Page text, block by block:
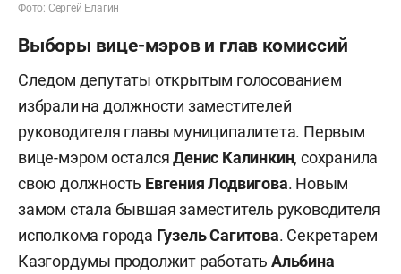
Фото: Сергей Елагин
Выборы вице-мэров и глав комиссий
Следом депутаты открытым голосованием
избрали на должности заместителей
руководителя главы муниципалитета. Первым
вице-мэром осталсяДенис Калинкин, сохранила
свою должность Евгения Лодвигова. Новым
замом стала бывшая заместитель руководителя
исполкома города Гузель Сагитова. Секретарем
Казгордумы продолжит работать Альбина